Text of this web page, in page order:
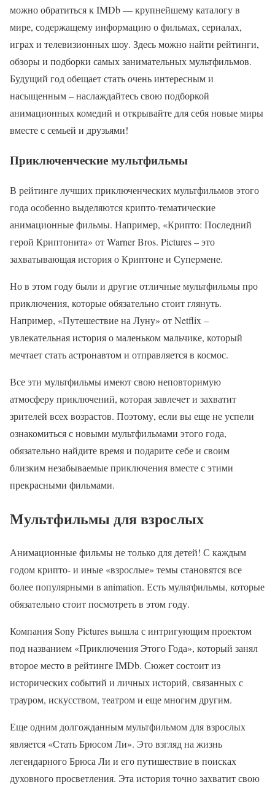
можно обратиться к IMDb — крупнейшему каталогу в
мире, содержащему информацию о фильмах, сериалах,
играх и телевизионных шоу. Здесь можно найти рейтинги,
обзоры и подборки самых занимательных мультфильмов.
Будущий год обещает стать очень интересным и
насыщенным – наслаждайтесь свою подборкой
анимационных комедий и открывайте для себя новые миры
вместе с семьей и друзьями!
Приключенческие мультфильмы
В рейтинге лучших приключенческих мультфильмов этого
года особенно выделяются крипто-тематические
анимационные фильмы. Например, «Крипто: Последний
герой Криптонита» от Warner Bros. Pictures – это
захватывающая история о Криптоне и Супермене.
Но в этом году были и другие отличные мультфильмы про
приключения, которые обязательно стоит глянуть.
Например, «Путешествие на Луну» от Netflix –
увлекательная история о маленьком мальчике, который
мечтает стать астронавтом и отправляется в космос.
Все эти мультфильмы имеют свою неповторимую
атмосферу приключений, которая завлечет и захватит
зрителей всех возрастов. Поэтому, если вы еще не успели
ознакомиться с новыми мультфильмами этого года,
обязательно найдите время и подарите себе и своим
близким незабываемые приключения вместе с этими
прекрасными фильмами.
Мультфильмы для взрослых
Анимационные фильмы не только для детей! С каждым
годом крипто- и иные «взрослые» темы становятся все
более популярными в animation. Есть мультфильмы, которые
обязательно стоит посмотреть в этом году.
Компания Sony Pictures вышла с интригующим проектом
под названием «Приключения Этого Года», который занял
второе место в рейтинге IMDb. Сюжет состоит из
исторических событий и личных историй, связанных с
трауром, искусством, театром и еще многим другим.
Еще одним долгожданным мультфильмом для взрослых
является «Стать Брюсом Ли». Это взгляд на жизнь
легендарного Брюса Ли и его путишествие в поисках
духовного просветления. Эта история точно захватит свою